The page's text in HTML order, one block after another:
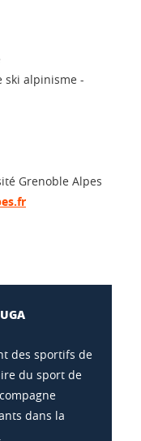
ski alpinisme -
Grenoble Alpes
des sportifs de
du sport de
dans la